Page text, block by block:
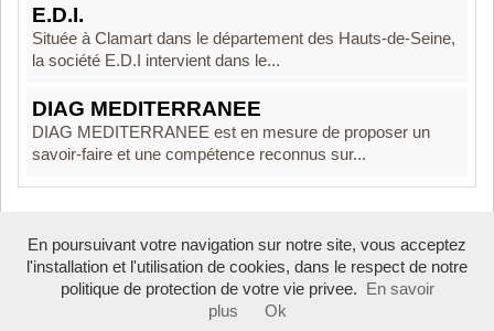
E.D.I.
Située à Clamart dans le département des Hauts-de-Seine,
la société E.D.I intervient dans le...
DIAG MEDITERRANEE
DIAG MEDITERRANEE est en mesure de proposer un
savoir-faire et une compétence reconnus sur...
Boosté par Arfooo 2.02 - © 2007 - 2026
En poursuivant votre navigation sur notre site, vous acceptez
l'installation et l'utilisation de cookies, dans le respect de notre
politique de protection de votre vie privee.
En savoir
plus
Ok